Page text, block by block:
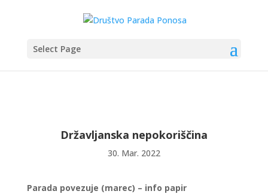
Select Page
Državljanska nepokoriščina
30. Mar. 2022
Parada povezuje (marec) – info papir